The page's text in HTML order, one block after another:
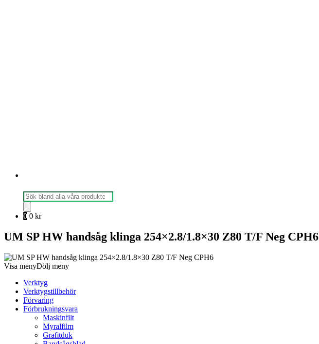
Produktsökning
0 0 kr
UM SP HW handsåg klinga 254×2.8/1.8×30 Z80 T/F Neg CPH6
Visa menyDölj meny
Verktyg
Verktygstillbehör
Förvaring
Förbrukningsvara
Maskinfilt
Myralfilm
Grafitduk